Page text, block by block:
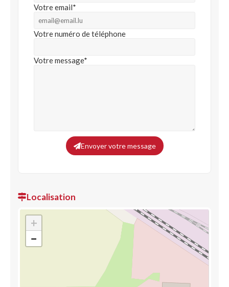
Votre email*
Votre numéro de téléphone
Votre message*
Envoyer votre message
Localisation
+
−